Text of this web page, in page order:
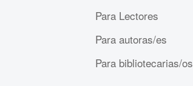
Para Lectores
Para autoras/es
Para bibliotecarias/os